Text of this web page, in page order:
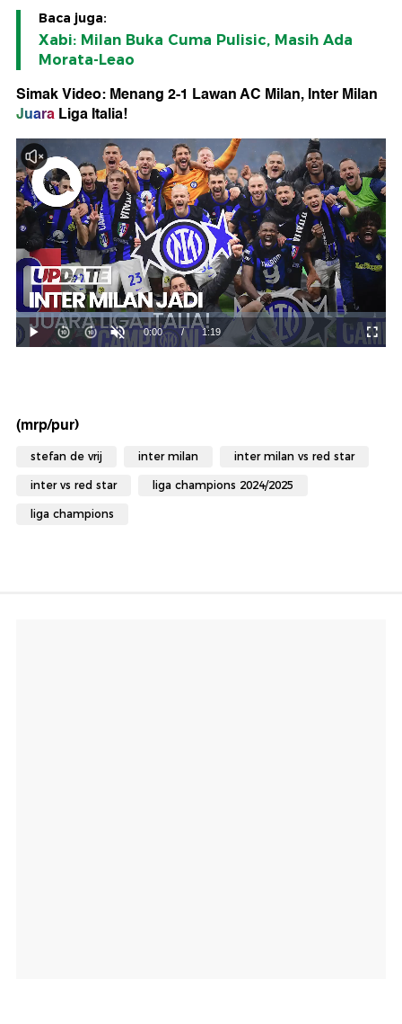
Baca juga:
Xabi: Milan Buka Cuma Pulisic, Masih Ada
Morata-Leao
Simak Video: Menang 2-1 Lawan AC Milan, Inter Milan
JuaraLiga Italia!
(mrp/pur)
stefan de vrij inter milan inter milan vs red star
inter vs red star liga champions 2024/2025
liga champions